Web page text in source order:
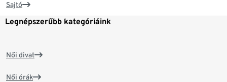
Sajtó
Legnépszerűbb kategóriáink
Női divat
Női órák